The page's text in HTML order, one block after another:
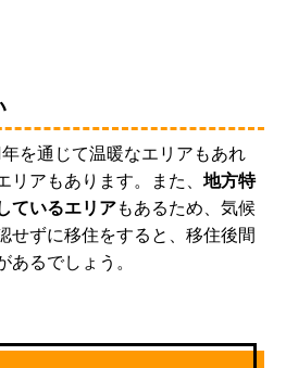
を通じて温暖なエリアもあれ
アもあります。また、 地方特
ているエリアもあるため、気候
せずに移住をすると、移住後間
あるでしょう。